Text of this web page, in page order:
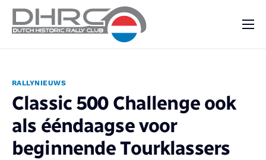
Vraag & Aanbod
Nieuws
Contact
RALLYNIEUWS
Classic 500 Challenge ook
als ééndaagse voor
beginnende Tourklassers